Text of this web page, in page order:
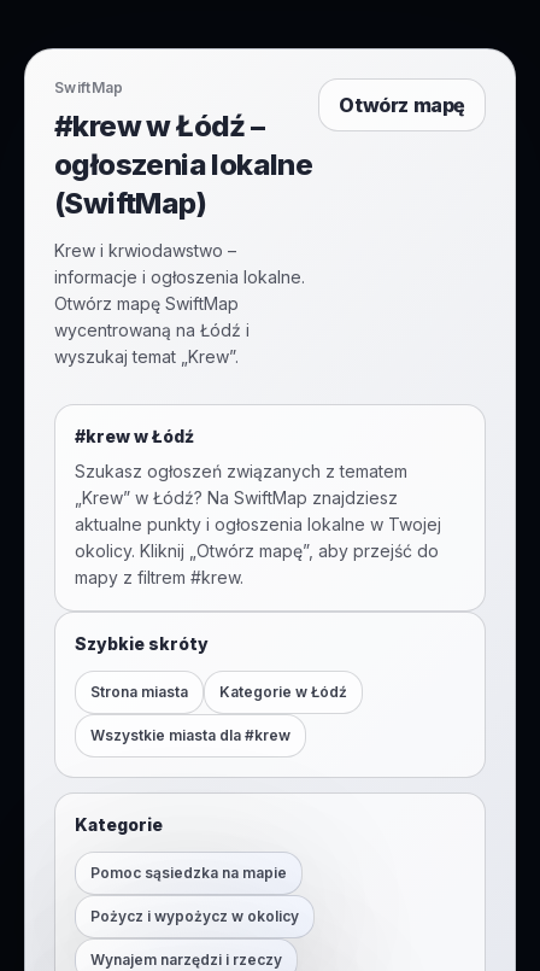
SwiftMap
#krew w Łódź –
ogłoszenia lokalne
(SwiftMap)
Krew i krwiodawstwo –
informacje i ogłoszenia lokalne.
Otwórz mapę SwiftMap
wycentrowaną na Łódź i
wyszukaj temat „Krew”.
Otwórz mapę
#krewwŁódź
Szukasz ogłoszeń związanych z tematem
Krew” w Łódź? Na SwiftMap znajdziesz
aktualne punkty i ogłoszenia lokalne w Twojej
okolicy. Kliknij „Otwórz mapę”, aby przejść do
mapy z filtrem #krew.
Szybkie skróty
Strona miasta Kategorie w Łódź
Wszystkie miasta dla #krew
Kategorie
Pomoc sąsiedzka na mapie
Pożycz i wypożycz w okolicy
Wynajem narzędzi i rzeczy